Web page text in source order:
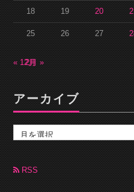
18 19 20
25 26 27
« 12月2月 »
アーカイブ
カ
ブ RSS